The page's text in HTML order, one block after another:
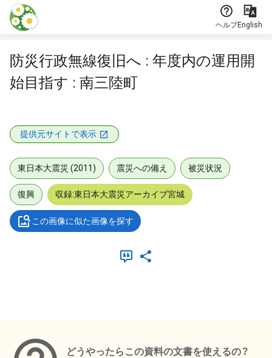
本文に飛ぶ
ヘルプEnglish
防災行政無線復旧へ : 年度内の運用開
始目指す : 南三陸町
提供元サイトで表示
東日本大震災 (2011) 震災への備え 被災状況
復興 収録:東日本大震災アーカイブ宮城
この画像に似た画像を探す
どうやったらこの資料の文書を使えるの？